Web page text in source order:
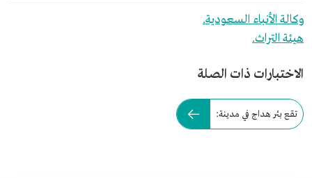
وكالة الأنباء السعودية.
هيئة التراث.
الاختبارات ذات الصلة
تقع بئر هداج في مدينة: